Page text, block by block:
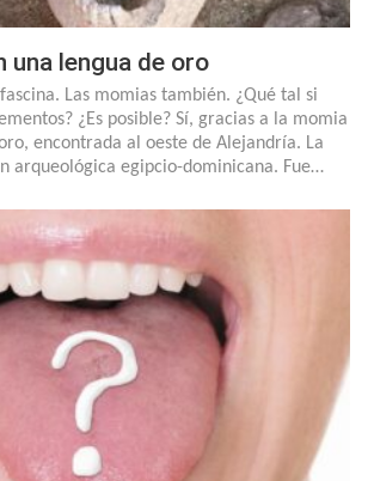
una lengua de oro
Las momias también. ¿Qué tal si
¿Es posible? Sí, gracias a la momia
encontrada al oeste de Alejandría. La
arqueológica egipcio-dominicana. Fue…